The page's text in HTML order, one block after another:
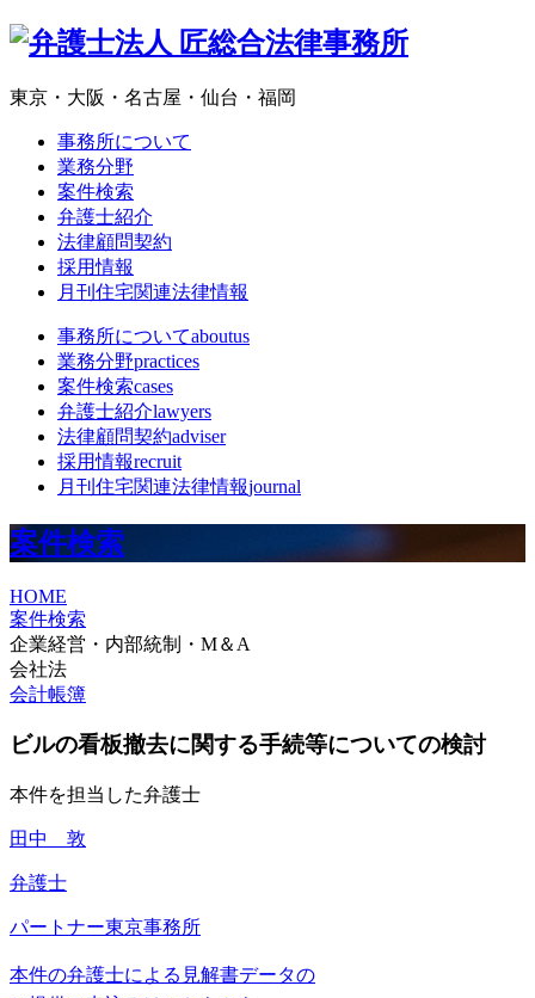
東京・大阪・名古屋・仙台・福岡
事務所について
業務分野
案件検索
弁護士紹介
法律顧問契約
採用情報
月刊住宅関連法律情報
事務所についてaboutus
業務分野practices
案件検索cases
弁護士紹介lawyers
法律顧問契約adviser
採用情報recruit
月刊住宅関連法律情報journal
案件検索
HOME
案件検索
企業経営・内部統制・M＆A
会社法
会計帳簿
ビルの看板撤去に関する手続等についての検討
本件を担当した弁護士
田中 敦
弁護士
パートナー東京事務所
本件の弁護士による見解書データの